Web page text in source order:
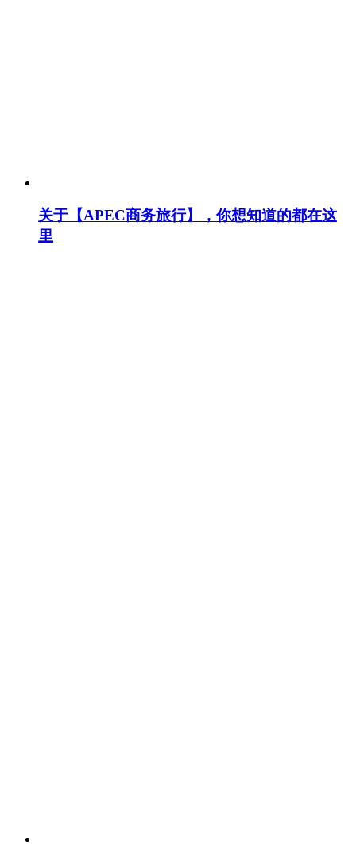
关于【APEC商务旅行】，你想知道的都在这
里